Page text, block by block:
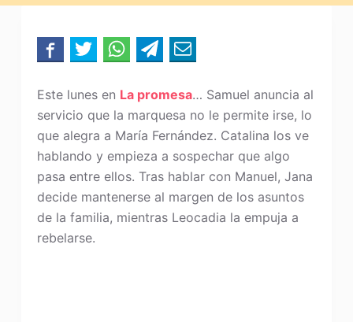
Este lunes en La promesa… Samuel anuncia al
servicio que la marquesa no le permite irse, lo
que alegra a María Fernández. Catalina los ve
hablando y empieza a sospechar que algo
pasa entre ellos. Tras hablar con Manuel, Jana
decide mantenerse al margen de los asuntos
de la familia, mientras Leocadia la empuja a
rebelarse.